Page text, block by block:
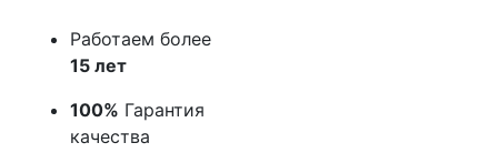
Работаем более
15 лет
100% Гарантия
качества